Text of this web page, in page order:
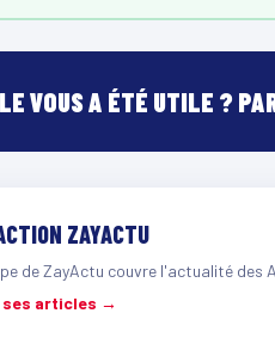
VOUS A ÉTÉ UTILE ?
ZAYACTU
de ZayActu couvre l'actualité des
ses articles →